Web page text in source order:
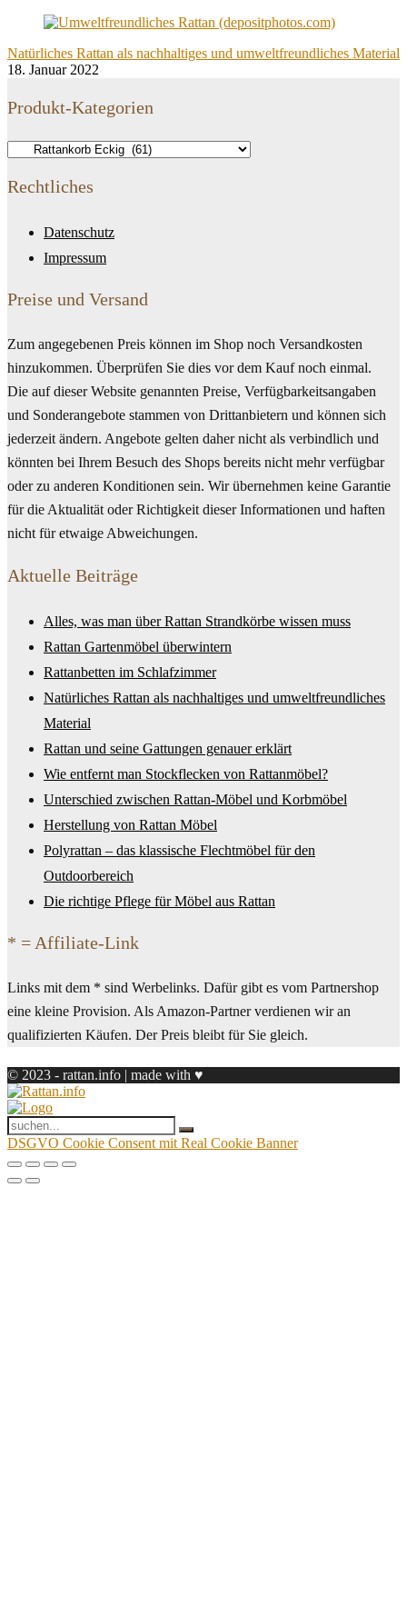
Natürliches Rattan als nachhaltiges und umweltfreundliches Material
18. Januar 2022
Produkt-Kategorien
Rechtliches
Datenschutz
Impressum
Preise und Versand
Zum angegebenen Preis können im Shop noch Versandkosten
hinzukommen. Überprüfen Sie dies vor dem Kauf noch einmal.
Die auf dieser Website genannten Preise, Verfügbarkeitsangaben
und Sonderangebote stammen von Drittanbietern und können sich
jederzeit ändern. Angebote gelten daher nicht als verbindlich und
könnten bei Ihrem Besuch des Shops bereits nicht mehr verfügbar
oder zu anderen Konditionen sein. Wir übernehmen keine Garantie
für die Aktualität oder Richtigkeit dieser Informationen und haften
nicht für etwaige Abweichungen.
Aktuelle Beiträge
Alles, was man über Rattan Strandkörbe wissen muss
Rattan Gartenmöbel überwintern
Rattanbetten im Schlafzimmer
Natürliches Rattan als nachhaltiges und umweltfreundliches
Material
Rattan und seine Gattungen genauer erklärt
Wie entfernt man Stockflecken von Rattanmöbel?
Unterschied zwischen Rattan-Möbel und Korbmöbel
Herstellung von Rattan Möbel
Polyrattan – das klassische Flechtmöbel für den
Outdoorbereich
Die richtige Pflege für Möbel aus Rattan
* = Affiliate-Link
Links mit dem * sind Werbelinks. Dafür gibt es vom Partnershop
eine kleine Provision. Als Amazon-Partner verdienen wir an
qualifizierten Käufen. Der Preis bleibt für Sie gleich.
© 2023 - rattan.info | made with ♥
DSGVO Cookie Consent mit Real Cookie Banner